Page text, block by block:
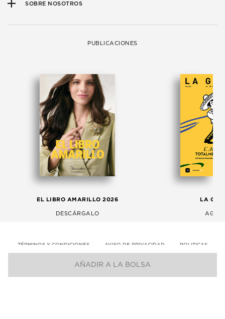
AÑADIR A LA BOLSA
SOBRE NOSOTROS
PUBLICACIONES
EL LIBRO AMARILLO 2026
DESCÁRGALO
LA
TÉRMINOS Y CONDICIONES AVISO DE PRIVACIDAD POLITICAS